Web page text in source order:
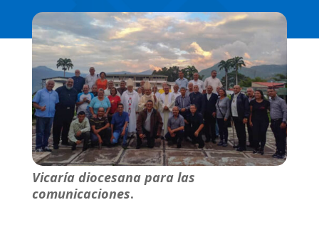
Vicaría diocesana para las
comunicaciones.